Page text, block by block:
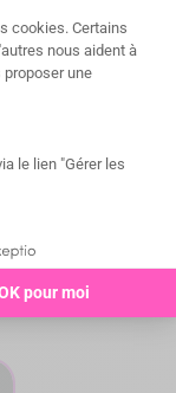
des Endo
les objets
la préhension